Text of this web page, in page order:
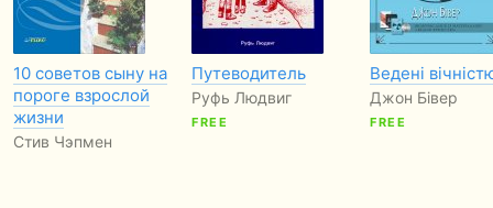
10 советов сыну на
пороге взрослой
жизни
Стив Чэпмен
Путеводитель
Руфь Людвиг
FREE
Ведені
Джон Бівер
FREE